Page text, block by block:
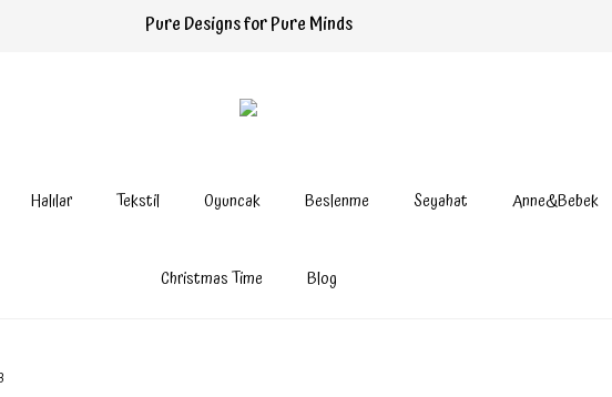
Pure Designs for Pure Minds
Halılar Tekstil Oyuncak Beslenme Seyahat Anne&Bebek
Christmas Time Blog